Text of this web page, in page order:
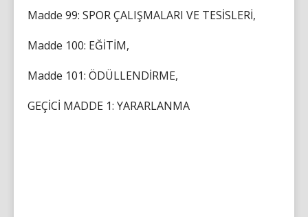
Madde 99: SPOR ÇALIŞMALARI VE TESİSLERİ,
Madde 100: EĞİTİM,
Madde 101: ÖDÜLLENDİRME,
GEÇİCİ MADDE 1: YARARLANMA